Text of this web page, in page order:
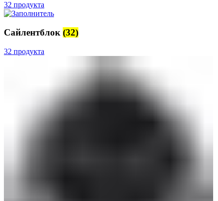
32 продукта
Сайлентблок (32)
32 продукта